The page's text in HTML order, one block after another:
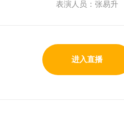
表演人员：张易升
进入直播